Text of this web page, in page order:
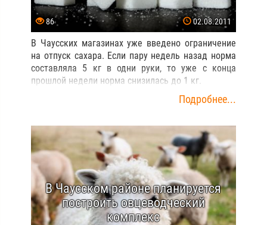
86 02.08.2011
В Чаусских магазинах уже введено ограничение
на отпуск сахара. Если пару недель назад норма
составляла 5 кг в одни руки, то уже с конца
прошлой недели норма снизилась до 1 кг.
Подробнее...
В Чаусском районе планируется
построить овцеводческий
комплекс